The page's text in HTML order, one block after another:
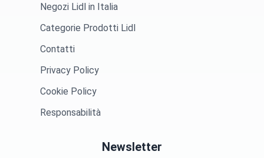
Negozi Lidl in Italia
Categorie Prodotti Lidl
Contatti
Privacy Policy
Cookie Policy
Responsabilità
Newsletter